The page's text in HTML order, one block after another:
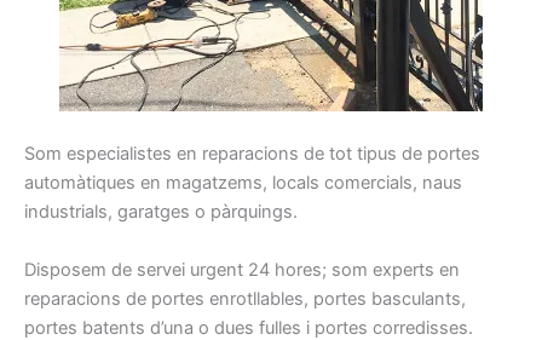
Som especialistes en reparacions de tot tipus de portes
automàtiques en magatzems, locals comercials, naus
industrials, garatges o pàrquings.
Disposem de servei urgent 24 hores; som experts en
reparacions de portes enrotllables, portes basculants,
portes batents d’una o dues fulles i portes corredisses.